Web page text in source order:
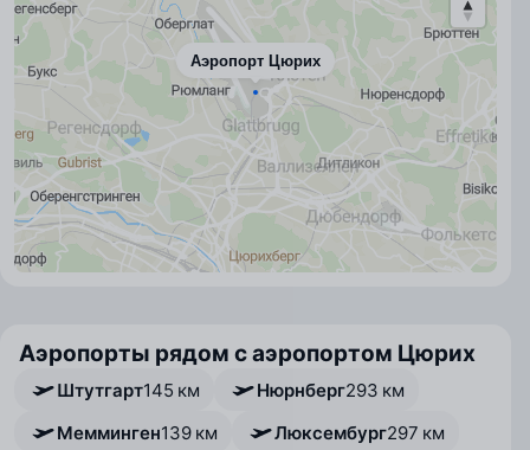
Аэропорт Цюрих
Аэропорты рядом с аэропортом Цюрих
Штутгарт145 км Нюрнберг293 км
Мемминген139 км Люксембург297 км